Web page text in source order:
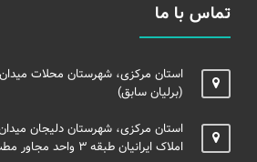
تماس با ما
استان مرکزی، شهرستان محلات
(برلیان سابق)
استان مرکزی، شهرستان دلیجان
املاک ایرانیان طبقه ۳ واحد مجاور مطب دکتر جلالی